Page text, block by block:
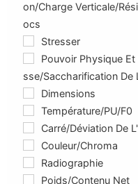
On/charge Verticale/
Ocs
Stresser
Pouvoir Physique
Sse/saccharification De
Dimensions
Température/PU/F0
Carré/déviation De
Couleur/chroma
Radiographie
Poids/contenu Net